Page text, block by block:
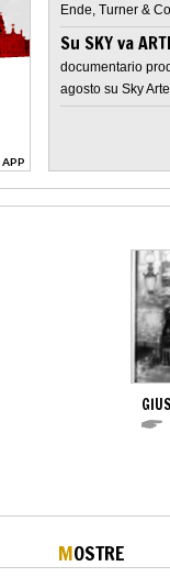
Ende, Turner &
Su SKY va
documentario
agosto su Sky Arte
MOSTRE